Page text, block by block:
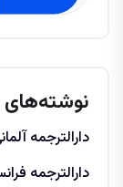
نوشته‌های
دارالترجمه
دارالترجمه